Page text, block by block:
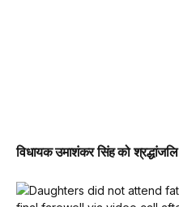
विधायक उमाशंकर सिंह को श्रद्धांजलि